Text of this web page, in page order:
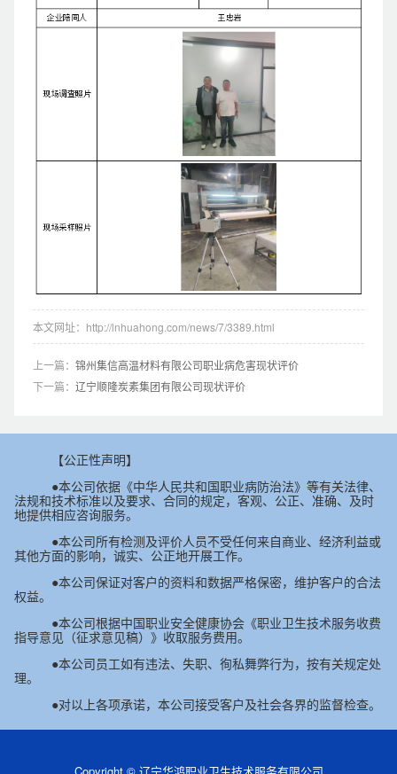
本文网址：http://lnhuahong.com/news/7/3389.html
上一篇： 锦州集信高温材料有限公司职业病危害现状评价
下一篇： 辽宁顺隆炭素集团有限公司现状评价
【公正性声明】
●本公司依据《中华人民共和国职业病防治法》等有关法律、
法规和技术标准以及要求、合同的规定，客观、公正、准确、及时
地提供相应咨询服务。
●本公司所有检测及评价人员不受任何来自商业、经济利益或
其他方面的影响，诚实、公正地开展工作。
●本公司保证对客户的资料和数据严格保密，维护客户的合法
权益。
●本公司根据中国职业安全健康协会《职业卫生技术服务收费
指导意见（征求意见稿）》收取服务费用。
●本公司员工如有违法、失职、徇私舞弊行为，按有关规定处
理。
●对以上各项承诺，本公司接受客户及社会各界的监督检查。